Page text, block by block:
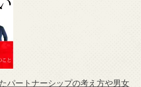
パートナーシップの考え方や男女